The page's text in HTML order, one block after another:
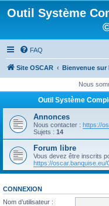
Outil Système
FAQ
Site OSCAR Bienvenue sur
Nous
Outil Système
Annonces
Nous contacter : https://
Sujets : 14
Forum libre
Vous devez être inscrits
https://
CONNEXION
Nom d’utilisateur :